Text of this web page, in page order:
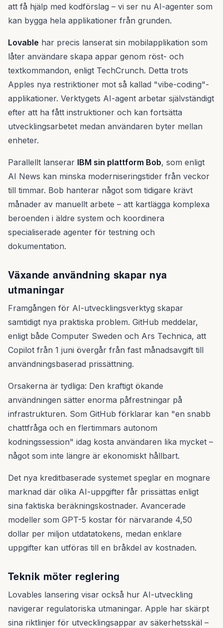
att få hjälp med kodförslag – vi ser nu AI-agenter som
kan bygga hela applikationer från grunden.
Lovable har precis lanserat sin mobilapplikation som
låter användare skapa appar genom röst- och
textkommandon, enligt TechCrunch. Detta trots
Apples nya restriktioner mot så kallad "vibe-coding"-
applikationer. Verktygets AI-agent arbetar självständigt
efter att ha fått instruktioner och kan fortsätta
utvecklingsarbetet medan användaren byter mellan
enheter.
Parallellt lanserar IBM sin plattform Bob, som enligt
AI News kan minska moderniseringstider från veckor
till timmar. Bob hanterar något som tidigare krävt
månader av manuellt arbete – att kartlägga komplexa
beroenden i äldre system och koordinera
specialiserade agenter för testning och
dokumentation.
Växande användning skapar nya
utmaningar
Framgången för AI-utvecklingsverktyg skapar
samtidigt nya praktiska problem. GitHub meddelar,
enligt både Computer Sweden och Ars Technica, att
Copilot från 1 juni övergår från fast månadsavgift till
användningsbaserad prissättning.
Orsakerna är tydliga: Den kraftigt ökande
användningen sätter enorma påfrestningar på
infrastrukturen. Som GitHub förklarar kan "en snabb
chattfråga och en flertimmars autonom
kodningssession" idag kosta användaren lika mycket –
något som inte längre är ekonomiskt hållbart.
Det nya kreditbaserade systemet speglar en mognare
marknad där olika AI-uppgifter får prissättas enligt
sina faktiska beräkningskostnader. Avancerade
modeller som GPT-5 kostar för närvarande 4,50
dollar per miljon utdatatokens, medan enklare
uppgifter kan utföras till en bråkdel av kostnaden.
Teknik möter reglering
Lovables lansering visar också hur AI-utveckling
navigerar regulatoriska utmaningar. Apple har skärpt
sina riktlinjer för utvecklingsappar av säkerhetsskäl –